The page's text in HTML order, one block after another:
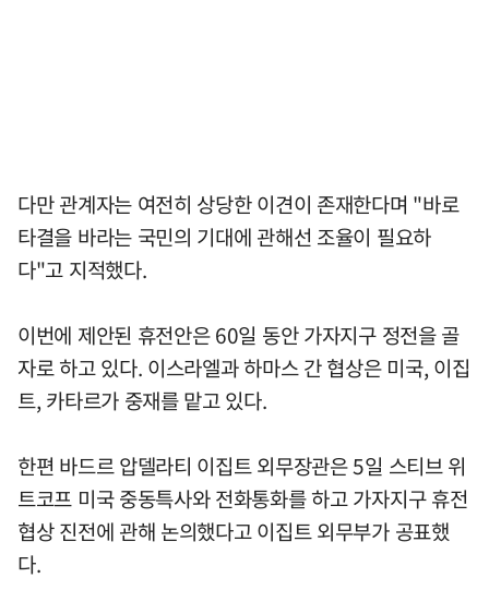
다만 관계자는 여전히 상당한 이견이 존재한다며 "바로
타결을 바라는 국민의 기대에 관해선 조율이 필요하
다"고 지적했다.
이번에 제안된 휴전안은 60일 동안 가자지구 정전을 골
자로 하고 있다. 이스라엘과 하마스 간 협상은 미국, 이집
트, 카타르가 중재를 맡고 있다.
한편 바드르 압델라티 이집트 외무장관은 5일 스티브 위
트코프 미국 중동특사와 전화통화를 하고 가자지구 휴전
협상 진전에 관해 논의했다고 이집트 외무부가 공표했
다.